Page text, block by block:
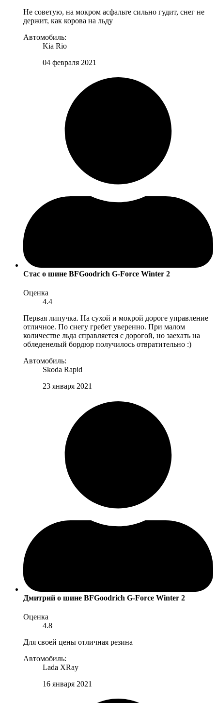
Не советую, на мокром асфальте сильно гудит, снег не
держит, как корова на льду
Автомобиль:
Kia Rio
04 февраля 2021
Стас о шине BFGoodrich G-Force Winter 2
Оценка
4.4
Первая липучка. На сухой и мокрой дороге управление
отличное. По снегу гребет уверенно. При малом
количестве льда справляется с дорогой, но заехать на
обледенелый бордюр получилось отвратительно :)
Автомобиль:
Skoda Rapid
23 января 2021
Дмитрий о шине BFGoodrich G-Force Winter 2
Оценка
4.8
Для своей цены отличная резина
Автомобиль:
Lada XRay
16 января 2021